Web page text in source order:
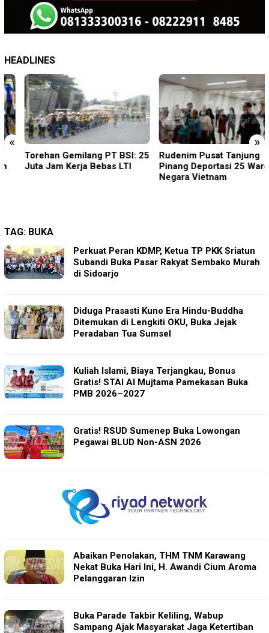
HEADLINES
« »
Torehan Gemilang PT BSI: 25
Juta Jam Kerja Bebas LTI
Rudenim Pusat Tanjung
Pinang Deportasi 25 Warga
Negara Vietnam
TAG: BUKA
Perkuat Peran KDMP, Ketua TP PKK Sriatun
Subandi Buka Pasar Rakyat Sembako Murah
di Sidoarjo
Diduga Prasasti Kuno Era Hindu-Buddha
Ditemukan di Lengkiti OKU, Buka Jejak
Peradaban Tua Sumsel
Kuliah Islami, Biaya Terjangkau, Bonus
Gratis! STAI Al Mujtama Pamekasan Buka
PMB 2026–2027
Gratis! RSUD Sumenep Buka Lowongan
Pegawai BLUD Non-ASN 2026
Abaikan Penolakan, THM TNM Karawang
Nekat Buka Hari Ini, H. Awandi Cium Aroma
Pelanggaran Izin
Buka Parade Takbir Keliling, Wabup
Sampang Ajak Masyarakat Jaga Ketertiban